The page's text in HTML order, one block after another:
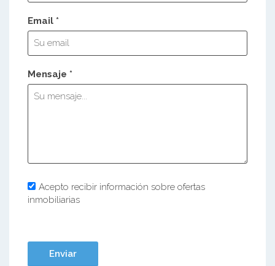
Email *
Mensaje *
Acepto recibir información sobre ofertas
inmobiliarias